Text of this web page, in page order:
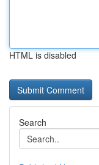
HTML is disabled
Search